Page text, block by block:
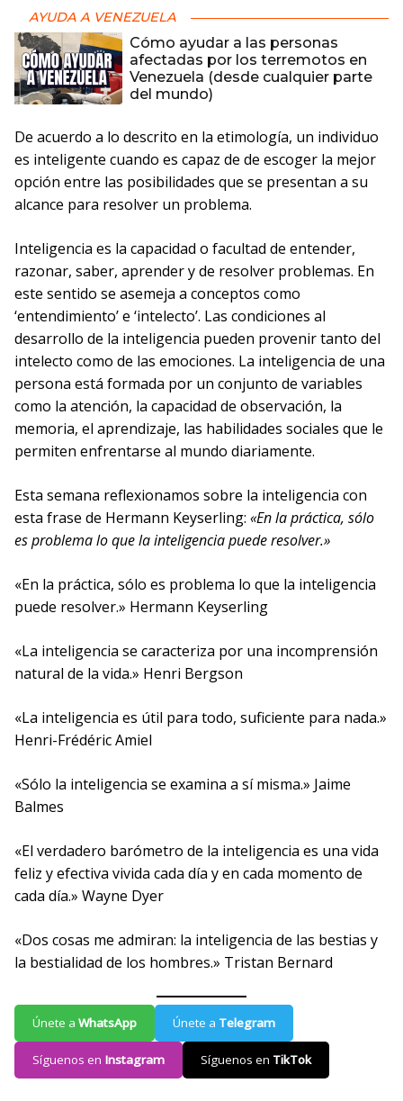
AYUDA A VENEZUELA
Cómo ayudar a las personas
afectadas por los terremotos en
Venezuela (desde cualquier parte
del mundo)
De acuerdo a lo descrito en la etimología, un individuo
es inteligente cuando es capaz de de escoger la mejor
opción entre las posibilidades que se presentan a su
alcance para resolver un problema.
Inteligencia es la capacidad o facultad de entender,
razonar, saber, aprender y de resolver problemas. En
este sentido se asemeja a conceptos como
‘entendimiento’ e ‘intelecto’. Las condiciones al
desarrollo de la inteligencia pueden provenir tanto del
intelecto como de las emociones. La inteligencia de una
persona está formada por un conjunto de variables
como la atención, la capacidad de observación, la
memoria, el aprendizaje, las habilidades sociales que le
permiten enfrentarse al mundo diariamente.
Esta semana reflexionamos sobre la inteligencia con
esta frase de Hermann Keyserling: «En la práctica, sólo
es problema lo que la inteligencia puede resolver.»
«En la práctica, sólo es problema lo que la inteligencia
puede resolver.» Hermann Keyserling
«La inteligencia se caracteriza por una incomprensión
natural de la vida.» Henri Bergson
«La inteligencia es útil para todo, suficiente para nada.»
Henri-Frédéric Amiel
«Sólo la inteligencia se examina a sí misma.» Jaime
Balmes
«El verdadero barómetro de la inteligencia es una vida
feliz y efectiva vivida cada día y en cada momento de
cada día.» Wayne Dyer
«Dos cosas me admiran: la inteligencia de las bestias y
la bestialidad de los hombres.» Tristan Bernard
Únete a WhatsApp Únete a Telegram
Síguenos en Instagram Síguenos en TikTok